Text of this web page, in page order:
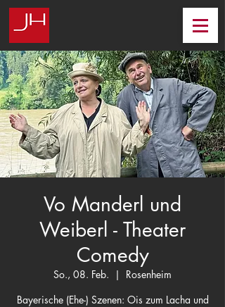
Vo Manderl und
Weiberl - Theater
Comedy
So., 08. Feb.
  |
Rosenheim
Bayerische (Ehe-) Szenen: Ois zum Lacha und